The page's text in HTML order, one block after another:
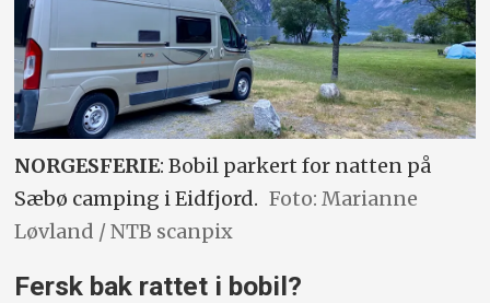
NORGESFERIE: Bobil parkert for natten på
Sæbø camping i Eidfjord. Foto: Marianne
Løvland / NTB scanpix
Fersk bak rattet i bobil?